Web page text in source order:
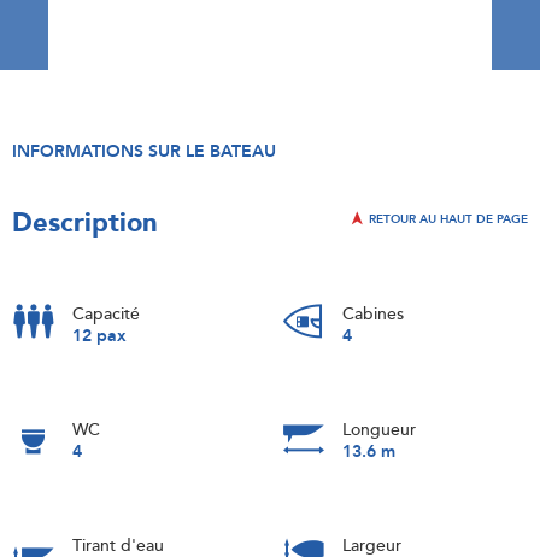
INFORMATIONS SUR LE BATEAU
Description RETOUR AU HAUT DE PAGE
Capacité
12 pax
Cabines
4
WC
4
Longueur
13.6 m
Tirant d'eau
Largeur